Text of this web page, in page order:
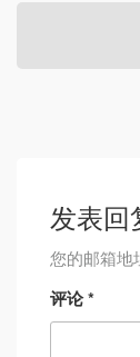
发表回
您的邮箱地
评论*